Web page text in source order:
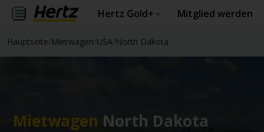
Hertz Gold+ Mitglied werden
Hauptseite Mietwagen USA North Dakota
Mietwagen North Dakota